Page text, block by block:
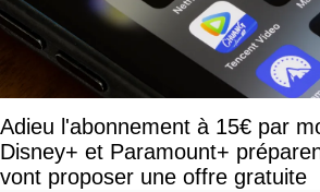
Adieu l'abonnement à 15€ par
Disney+ et Paramount+
vont proposer une offre gratuite